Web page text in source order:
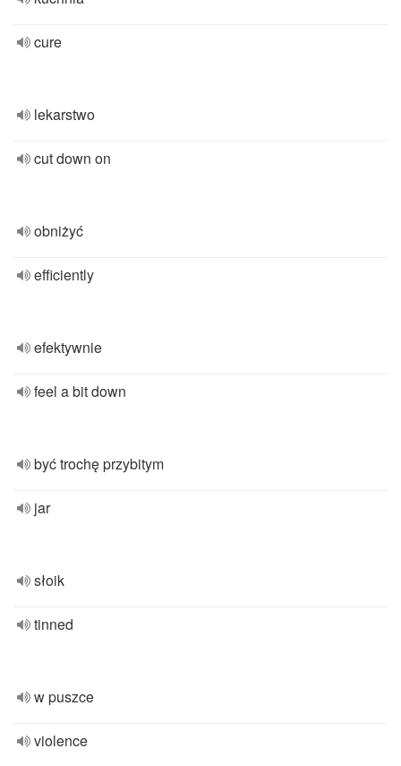
cure
lekarstwo
cut down on
obniżyć
efficiently
efektywnie
feel a bit down
być trochę przybitym
jar
słoik
tinned
w puszce
violence